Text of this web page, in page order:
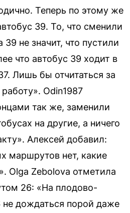
Теперь по этому же
39. То, что сменили
не значит, что пустили
что автобус 39 ходит в
Лишь бы отчитаться за
Odin1987
так же, заменили
на другие, а ничего
Алексей добавил:
маршрутов нет, какие
Olga Zebolova отметила
26: «На плодово-
дождаться порой даже